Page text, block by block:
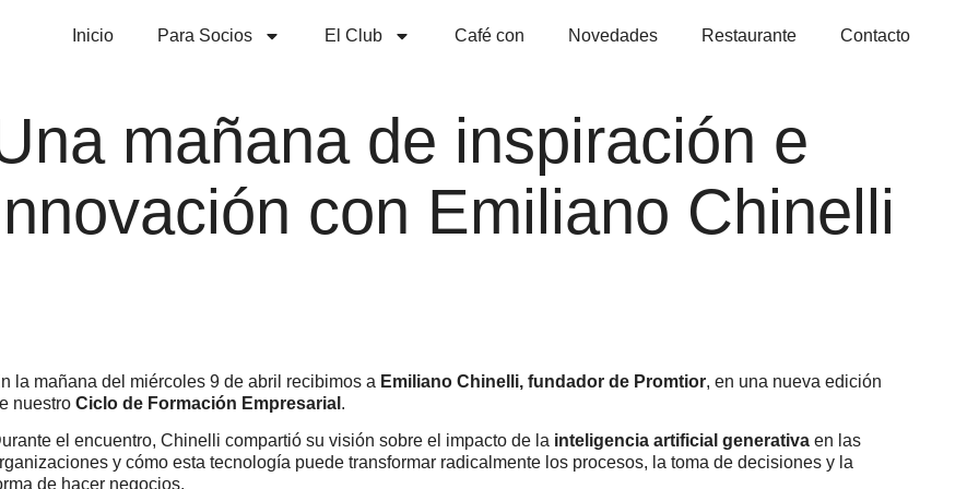
Inicio Para Socios El Club Café con Novedades Restaurante Contacto
mañana de inspiración e
con Emiliano Chinelli
la mañana del miércoles 9 de abril recibimos a Emiliano Chinelli, fundador de Promtior, en una nueva edición
nuestro Ciclo de Formación Empresarial .
el encuentro, Chinelli compartió su visión sobre el impacto de la inteligencia artificial generativaen las
y cómo esta tecnología puede transformar radicalmente los procesos, la toma de decisiones y la
de hacer negocios.